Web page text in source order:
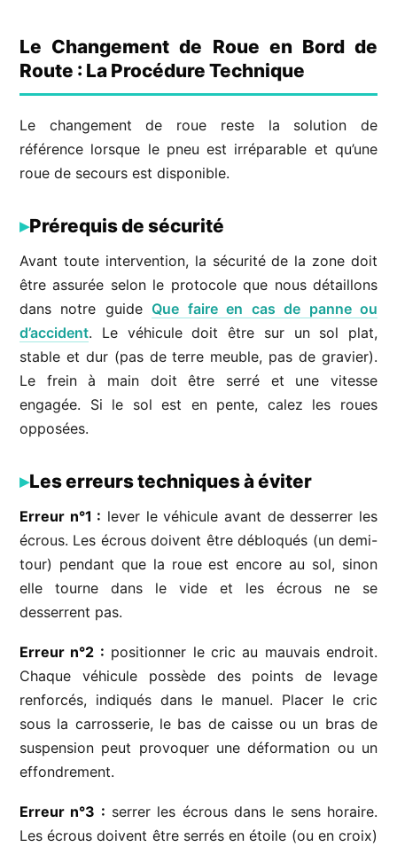
Le Changement de Roue en Bord de
Route : La Procédure Technique
Le changement de roue reste la solution de
référence lorsque le pneu est irréparable et qu’une
roue de secours est disponible.
Prérequis de sécurité
Avant toute intervention, la sécurité de la zone doit
être assurée selon le protocole que nous détaillons
dans notre guide Que faire en cas de panne ou
d’accident. Le véhicule doit être sur un sol plat,
stable et dur (pas de terre meuble, pas de gravier).
Le frein à main doit être serré et une vitesse
engagée. Si le sol est en pente, calez les roues
opposées.
Les erreurs techniques à éviter
Erreur n°1 : lever le véhicule avant de desserrer les
écrous. Les écrous doivent être débloqués (un demi-
tour) pendant que la roue est encore au sol, sinon
elle tourne dans le vide et les écrous ne se
desserrent pas.
Erreur n°2 : positionner le cric au mauvais endroit.
Chaque véhicule possède des points de levage
renforcés, indiqués dans le manuel. Placer le cric
sous la carrosserie, le bas de caisse ou un bras de
suspension peut provoquer une déformation ou un
effondrement.
Erreur n°3 : serrer les écrous dans le sens horaire.
Les écrous doivent être serrés en étoile (ou en croix)